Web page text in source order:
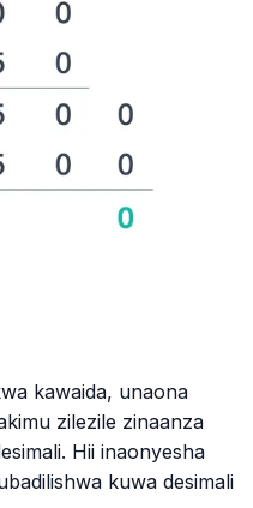
kawaida, unaona
zilezile zinaanza
Hii inaonyesha
kuwa desimali